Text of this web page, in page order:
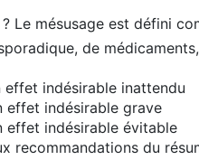
Le mésusage est défini
de
indésirable inattendu
effet indésirable grave
effet indésirable évitable
recommandations du